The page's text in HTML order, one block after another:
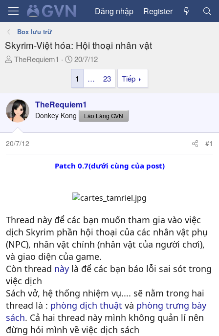
Đăng nhập Register
Box lưu trữ
Skyrim-Việt hóa: Hội thoại nhân vật
T
a
d
s
t
a
TheRequiem1
N
g
à
y
ử
i
20/7/12
1
… 23 Tiếp
TheRequiem1
Donkey Kong Lão Làng GVN
20/7/12 #1
Patch 0.7(dưới cùng của post)
Thread này để các bạn muốn tham gia vào việc
dịch Skyrim phần hội thoại của các nhân vật phụ
(NPC), nhân vật chính (nhân vật của người chơi),
và giao diện của game.
Còn thread này là để các bạn báo lỗi sai sót trong
việc dịch
Sách vở, hệ thống nhiệm vụ.... sẽ nằm trong hai
thread là : phòng dịch thuật và phòng trưng bày
sách. Cả hai thread này mình không quản lí nên
đừng hỏi mình về việc dịch sách